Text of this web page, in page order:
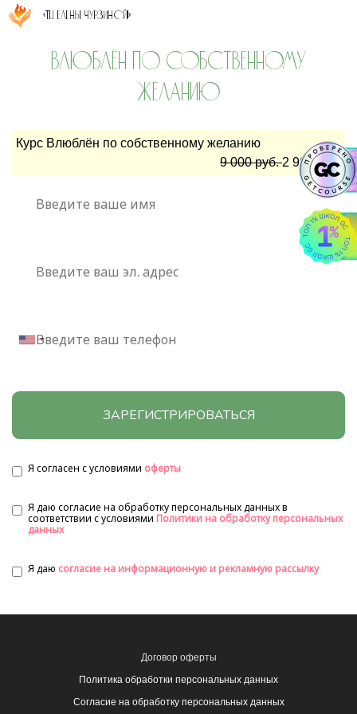
«ТЦ Елены Чурзиной!»
ВЛЮБЛЁН ПО СОБСТВЕННОМУ
ЖЕЛАНИЮ
Курс Влюблён по собственному желанию
9 000 руб.2 990 руб.
ЗАРЕГИСТРИРОВАТЬСЯ
Я согласен с условиями оферты
Я даю согласие на обработку персональных данных в
соответствии с условиями Политики на обработку персональных
данных
Я даю согласие на информационную и рекламную рассылку
Договор оферты
Политика обработки персональных данных
Согласие на обработку персональных данных